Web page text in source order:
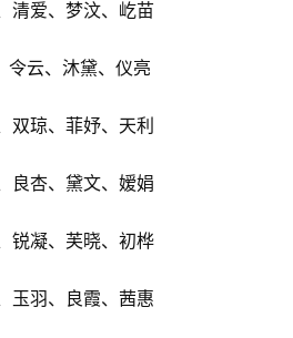
清爱、梦汶、屹苗
令云、沐黛、仪亮
双琼、菲妤、天利
良杏、黛文、嫒娟
锐凝、芙晓、初桦
玉羽、良霞、茜惠